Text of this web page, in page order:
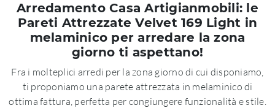
Arredamento Casa Artigianmobili: le
Pareti Attrezzate Velvet 169 Light in
melaminico per arredare la zona
giorno ti aspettano!
Fra i molteplici arredi per la zona giorno di cui disponiamo,
ti proponiamo una parete attrezzata in melaminico di
ottima fattura, perfetta per congiungere funzionalità e stile.